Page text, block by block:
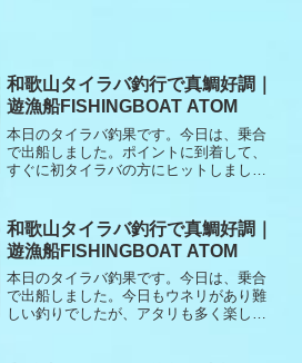
和歌山タイラバ釣行で真鯛好調｜
遊漁船FISHINGBOAT ATOM
本日のタイラバ釣果です。今日は、乗合
で出船しました。ポイントに到着して、
すぐに初タイラバの方にヒットしまし
れました。8時過ぎるとアタリもなくな
り、最後まで移動の繰り返しで数伸びま
せんでした。本日もありがとうございま
した。
和歌山タイラバ釣行で真鯛好調｜
遊漁船FISHINGBOAT ATOM
本日のタイラバ釣果です。今日は、乗合
で出船しました。今日もウネリがあり難
しい釣りでしたが、アタリも多く楽しん